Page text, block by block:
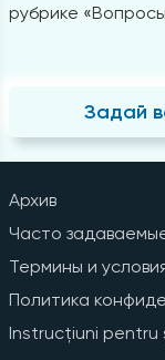
рубрике
Задай
Архив
Часто
Термины и
Политика
Instrucțiuni